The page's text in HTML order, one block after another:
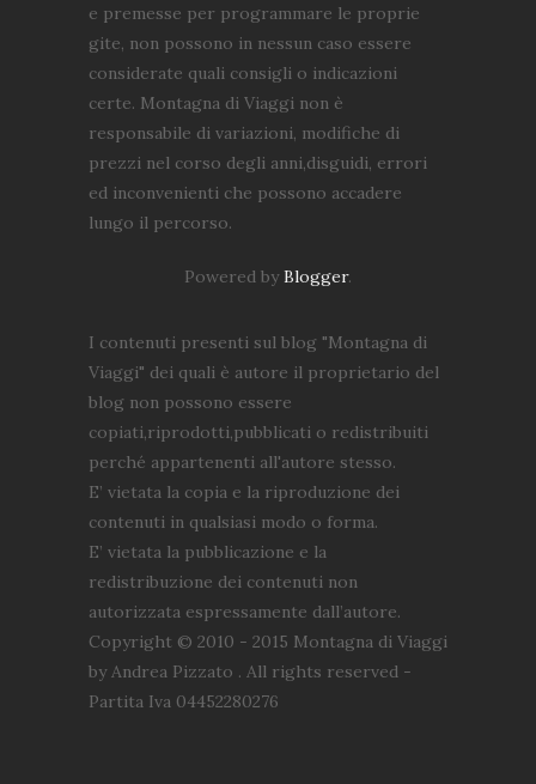
e premesse per programmare le proprie
gite, non possono in nessun caso essere
considerate quali consigli o indicazioni
certe. Montagna di Viaggi non è
responsabile di variazioni, modifiche di
prezzi nel corso degli anni,disguidi, errori
ed inconvenienti che possono accadere
lungo il percorso.
Powered byBlogger.
I contenuti presenti sul blog "Montagna di
Viaggi" dei quali è autore il proprietario del
blog non possono essere
copiati,riprodotti,pubblicati o redistribuiti
perché appartenenti all'autore stesso.
E’ vietata la copia e la riproduzione dei
contenuti in qualsiasi modo o forma.
E’ vietata la pubblicazione e la
redistribuzione dei contenuti non
autorizzata espressamente dall’autore.
Copyright © 2010 - 2015 Montagna di Viaggi
by Andrea Pizzato . All rights reserved -
Partita Iva 04452280276